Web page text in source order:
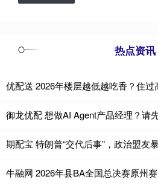
热点资讯
优配送 2026年楼层越低越吃香？住
御龙优配 想做AI Agent产品经理？请